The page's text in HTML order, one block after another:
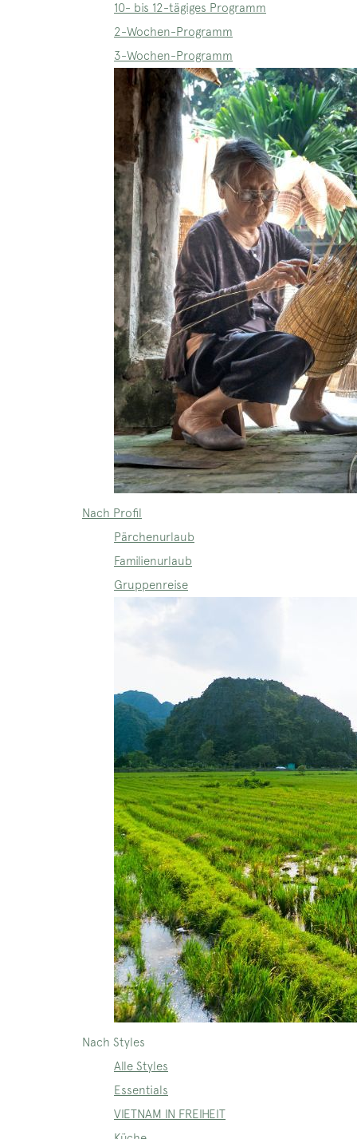
10- bis 12-tägiges Programm
2-Wochen-Programm
3-Wochen-Programm
Nach Profil
Pärchenurlaub
Familienurlaub
Gruppenreise
Nach Styles
Alle Styles
Essentials
VIETNAM IN FREIHEIT